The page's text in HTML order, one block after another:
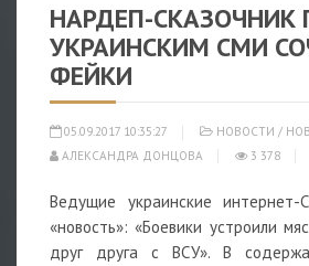
НАРДЕП-
УКРАИНСКИМ СМИ
ФЕЙКИ
05.09.2017 10:35:27 НОВОСТИ /
АЛЕКСАНДРА ДОНЦОВА
3 378
Ведущие украинские интернет-
«новость»: «Боевики устроили
друг друга с ВСУ». В